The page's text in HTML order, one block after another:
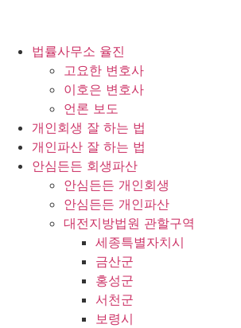
법률사무소 율진
고요한 변호사
이호은 변호사
언론 보도
개인회생 잘 하는 법
개인파산 잘 하는 법
안심든든 회생파산
안심든든 개인회생
안심든든 개인파산
대전지방법원 관할구역
세종특별자치시
금산군
홍성군
서천군
보령시